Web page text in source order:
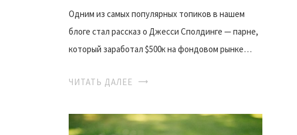
Одним из самых популярных топиков в нашем
блоге стал рассказ о Джесси Сполдинге — парне,
который заработал $500к на фондовом рынке…
ЧИТАТЬ ДАЛЕЕ